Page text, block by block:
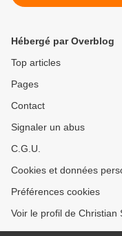
Hébergé par Overblog
Top articles
Pages
Contact
Signaler un abus
C.G.U.
Cookies et données
Préférences cookies
Voir le profil de Christian